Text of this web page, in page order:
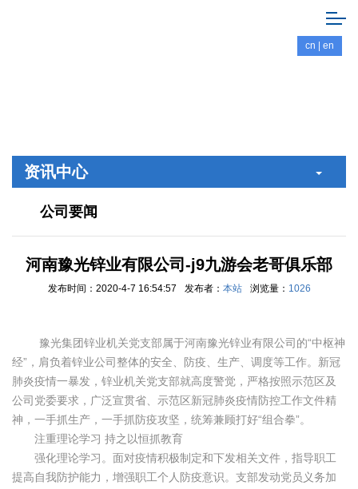
cn en
资讯中心
公司要闻
河南豫光锌业有限公司-j9九游会老哥俱乐部
发布时间：2020-4-7 16:54:57 发布者： 本站 浏览量： 1026
豫光集团锌业机关党支部属于河南豫光锌业有限公司的“中枢神
经”，肩负着锌业公司整体的安全、防疫、生产、调度等工作。新冠
肺炎疫情一暴发，锌业机关党支部就高度警觉，严格按照示范区及
公司党委要求，广泛宣贯省、示范区新冠肺炎疫情防控工作文件精
神，一手抓生产，一手抓防疫攻坚，统筹兼顾打好“组合拳”。
注重理论学习 持之以恒抓教育
强化理论学习。面对疫情积极制定和下发相关文件，指导职工
提高自我防护能力，增强职工个人防疫意识。支部发动党员义务加